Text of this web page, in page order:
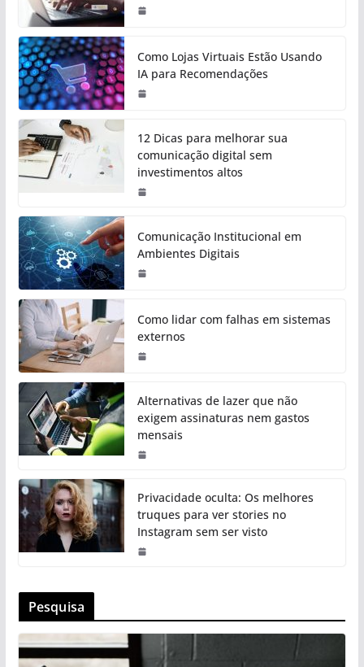
Como Lojas Virtuais Estão Usando
IA para Recomendações
12 Dicas para melhorar sua
comunicação digital sem
investimentos altos
Comunicação Institucional em
Ambientes Digitais
Como lidar com falhas em sistemas
externos
Alternativas de lazer que não
exigem assinaturas nem gastos
mensais
Privacidade oculta: Os melhores
truques para ver stories no
Instagram sem ser visto
Pesquisa